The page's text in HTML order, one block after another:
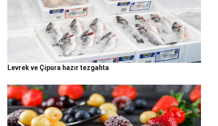
Levrek ve Çipura hazır tezgahta